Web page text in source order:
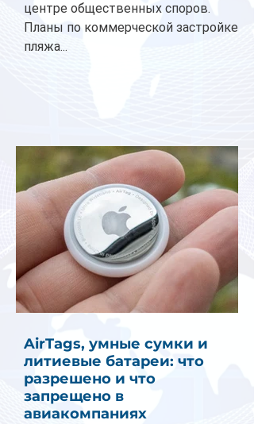
центре общественных споров.
Планы по коммерческой застройке
пляжа...
AirTags, умные сумки и
литиевые батареи: что
разрешено и что
запрещено в
авиакомпаниях